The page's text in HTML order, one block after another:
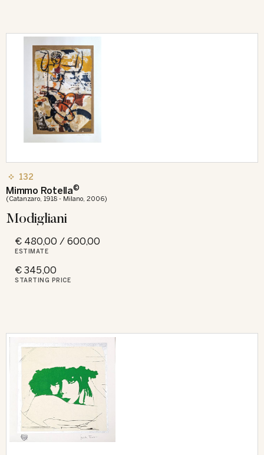
132
Mimmo Rotella©
(Catanzaro, 1918 - Milano, 2006)
Modigliani
€ 480,00 / 600,00
ESTIMATE
€ 345,00
STARTING PRICE